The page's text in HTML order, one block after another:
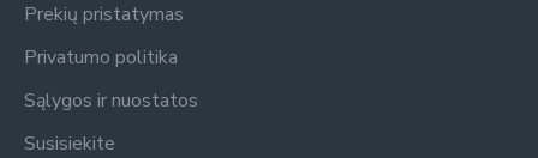
Prekių pristatymas
Privatumo politika
Sąlygos ir nuostatos
Susisiekite